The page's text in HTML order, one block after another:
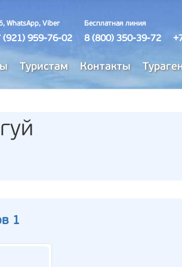
WhatsApp, Viber
(921) 959-76-02
Бесплатная линия
8 (800) 350-39-72
Туристам Контакты
1